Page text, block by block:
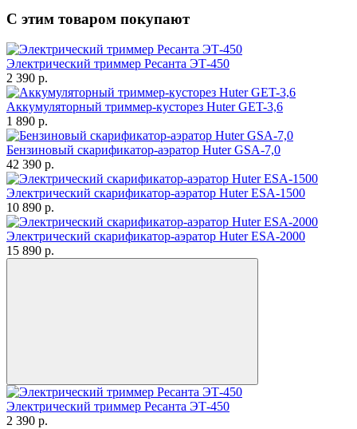
С этим товаром покупают
Электрический триммер Ресанта ЭТ-450
2 390 p.
Аккумуляторный триммер-кусторез Huter GET-3,6
1 890 p.
Бензиновый скарификатор-аэратор Huter GSA-7,0
42 390 p.
Электрический скарификатор-аэратор Huter ESA-1500
10 890 p.
Электрический скарификатор-аэратор Huter ESA-2000
15 890 p.
Электрический триммер Ресанта ЭТ-450
2 390 p.